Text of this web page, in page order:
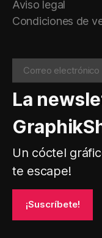
Aviso legal
Condiciones de
La
Un cóctel
te escape!